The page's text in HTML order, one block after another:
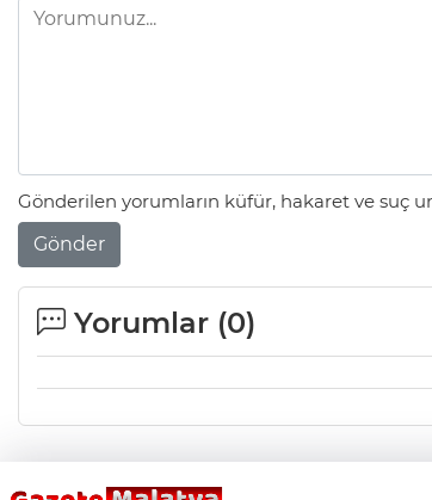
Gönderilen yorumların küfür, hakaret ve suç
Gönder
Yorumlar (0)